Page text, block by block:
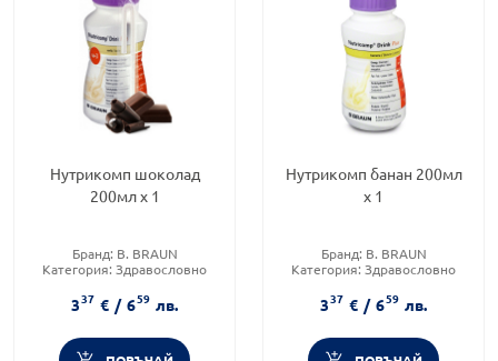
Нутрикомп шоколад
200мл х 1
Бранд: B. BRAUN
Категория: Здравословно
Форма на продукта:напитка
337 € / 659 лв.
Нутрикомп банан 200мл
х 1
Бранд: B. BRAUN
Категория: Здравословно
Форма на продукта:напитка
337 € / 659 лв.